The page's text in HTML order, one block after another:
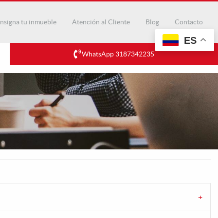
tu inmueble Atención al Cliente Blog Contacto
WhatsApp 3187342235
ES